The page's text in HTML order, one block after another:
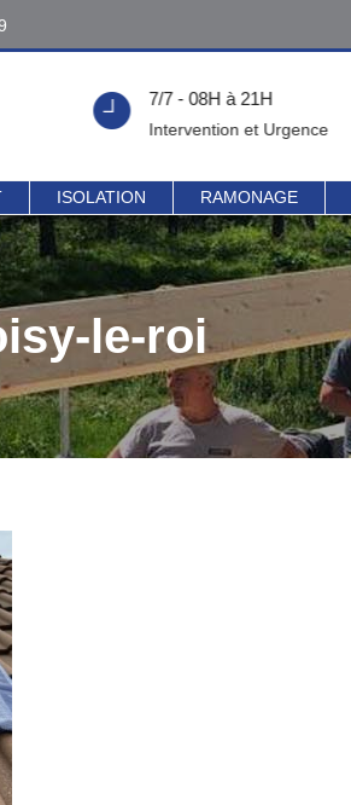
7/7 - 08H à 21H
Intervention et Urgence
ISOLATION RAMONAGE
le-roi